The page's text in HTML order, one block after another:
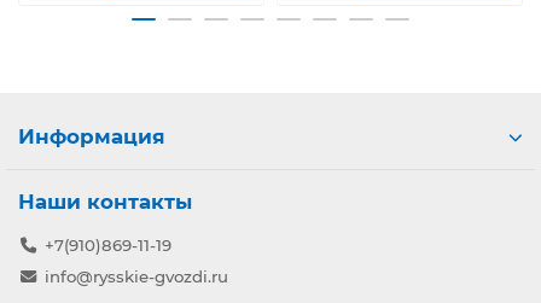
Информация
Наши контакты
+7(910)869-11-19
info@rysskie-gvozdi.ru